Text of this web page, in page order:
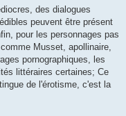
des dialogues
peuvent être présent
pour les personnages pas
Musset, apollinaire,
pornographiques, les
littéraires certaines; Ce
de l'érotisme, c'est la